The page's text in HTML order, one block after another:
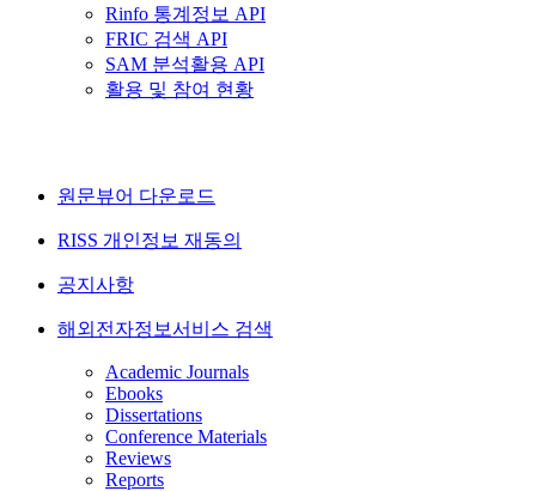
Rinfo 통계정보 API
FRIC 검색 API
SAM 분석활용 API
활용 및 참여 현황
원문뷰어 다운로드
RISS 개인정보 재동의
공지사항
해외전자정보서비스 검색
Academic Journals
Ebooks
Dissertations
Conference Materials
Reviews
Reports